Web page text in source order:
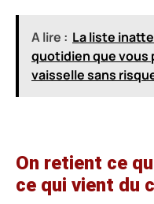
A lire : La liste
quotidien que vous
vaisselle sans
On retient ce
ce qui vient du